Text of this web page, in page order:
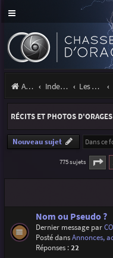
Accueil Index du forum Les orages
RÉCITS ET PHOTOS D'ORAGES
Nouveau sujet
775 sujets
Nom ou Pseudo ?
Dernier message par
Posté dansAnnonces,
Réponses :22